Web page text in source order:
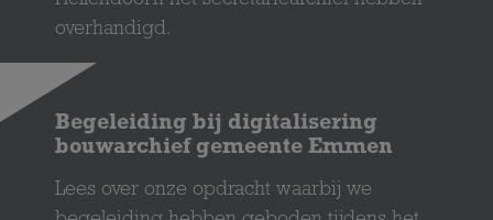
overhandigd.
Begeleiding bij digitalisering
bouwarchief gemeente Emmen
Lees over onze opdracht waarbij we